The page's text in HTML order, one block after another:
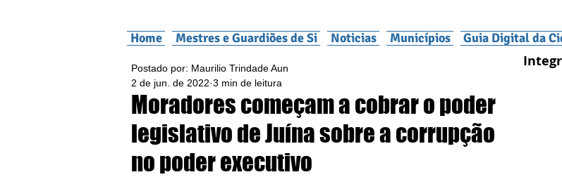
Home Mestres e Guardiões de Si Noticias Municípios Guia Digital da
Moradores começam a cobrar o poder
legislativo de Juína sobre a corrupção
no poder executivo
Postado por: Maurilio Trindade Aun
2 de jun. de 2022 3 min de leitura